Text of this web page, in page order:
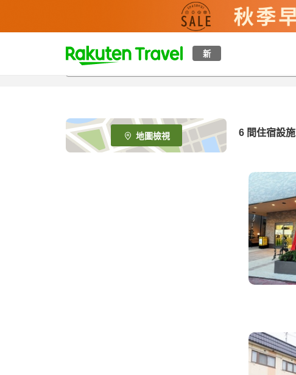
新
t
p
e
_
s
地圖檢視 6 間住宿設施